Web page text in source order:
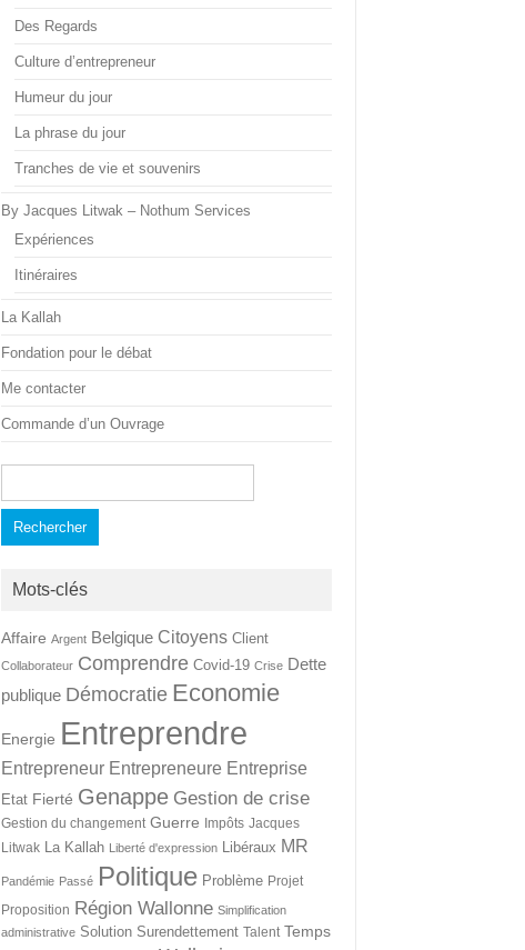
Des Regards
Culture d’entrepreneur
Humeur du jour
La phrase du jour
Tranches de vie et souvenirs
By Jacques Litwak – Nothum Services
Expériences
Itinéraires
La Kallah
Fondation pour le débat
Me contacter
Commande d’un Ouvrage
Mots-clés
Affaire Argent Belgique Citoyens Client
Collaborateur Comprendre Covid-19 Crise Dette
publique Démocratie Economie
Energie Entreprendre
Entrepreneur Entrepreneure Entreprise
Etat Fierté Genappe Gestion de crise
Gestion du changement Guerre Impôts Jacques
Litwak La Kallah Liberté d'expression Libéraux MR
Pandémie Passé Politique Problème Projet
Proposition Région Wallonne Simplification
administrative Solution Surendettement Talent Temps